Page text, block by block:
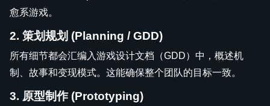
愈系游戏。
2. 策划规划 (Planning / GDD)
所有细节都会汇编入游戏设计文档（GDD）中，概述机
制、故事和变现模式。这能确保整个团队的目标一致。
3. 原型制作 (Prototyping)